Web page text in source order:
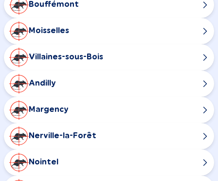
Bouffémont
Moisselles
Villaines-sous-Bois
Andilly
Margency
Nerville-la-Forêt
Nointel